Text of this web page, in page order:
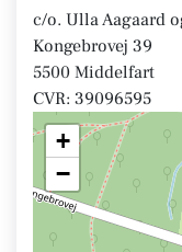
c/o. Ulla Aagaard
Kongebrovej 39
5500 Middelfart
CVR: 39096595
+
−